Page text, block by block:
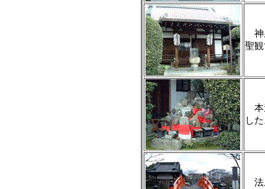
神
聖
本
し
法